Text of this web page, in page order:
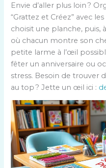
Envie d’aller plus loin ?
“Grattez et Créez” avec
choisit une planche, puis,
où chacun montre son
petite larme à l’œil
fêter un anniversaire ou
stress. Besoin de trouver
au top ? Jette un œil ici :